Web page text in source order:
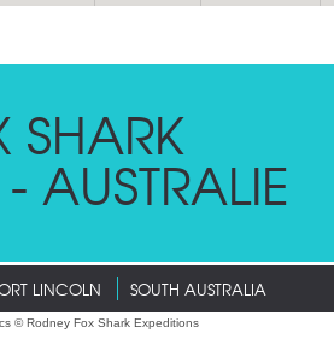
SHARK
AUSTRALIE
LINCOLN SOUTH AUSTRALIA